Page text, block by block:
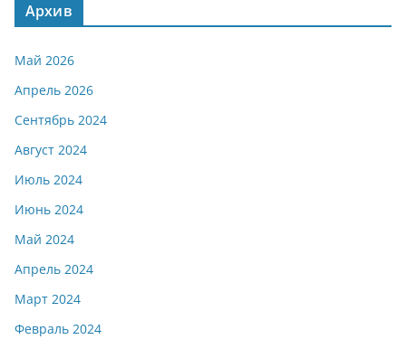
Архив
Май 2026
Апрель 2026
Сентябрь 2024
Август 2024
Июль 2024
Июнь 2024
Май 2024
Апрель 2024
Март 2024
Февраль 2024